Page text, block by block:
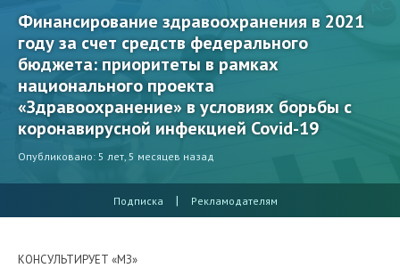
Финансирование здравоохранения в 2021
году за счет средств федерального
бюджета: приоритеты в рамках
национального проекта
«Здравоохранение» в условиях борьбы с
коронавирусной инфекцией Covid-19
Опубликовано: 5 лет, 5 месяцев назад
Подписка | Рекламодателям
КОНСУЛЬТИРУЕТ «МЗ»